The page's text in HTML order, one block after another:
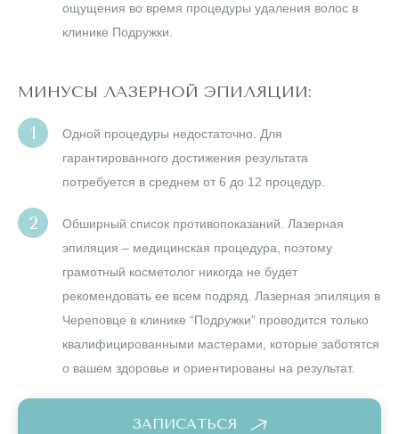
ощущения во время процедуры удаления волос в
клинике Подружки.
МИНУСЫ ЛАЗЕРНОЙ ЭПИЛЯЦИИ:
Одной процедуры недостаточно. Для
гарантированного достижения результата
потребуется в среднем от 6 до 12 процедур.
Обширный список противопоказаний. Лазерная
эпиляция – медицинская процедура, поэтому
грамотный косметолог никогда не будет
рекомендовать ее всем подряд. Лазерная эпиляция в
Череповце в клинике “Подружки” проводится только
квалифицированными мастерами, которые заботятся
о вашем здоровье и ориентированы на результат.
ЗАПИСАТЬСЯ